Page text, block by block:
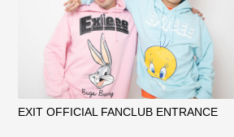
EXIT OFFICIAL FANCLUB ENTRANCE